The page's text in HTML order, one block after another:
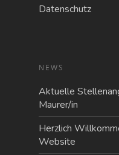
Datenschutz
NEWS
Aktuelle
Maurer/in
Herzlich
Website